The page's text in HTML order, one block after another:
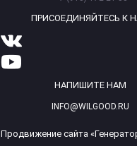
ПРИСОЕДИНЯЙТЕСЬ К
НАПИШИТЕ НАМ
INFO@WILGOOD.RU
Продвижение сайта